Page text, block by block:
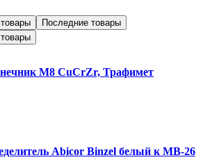
Последние товары
М8 CuCrZr, Трафимет
Abicor Binzel белый к MB-26